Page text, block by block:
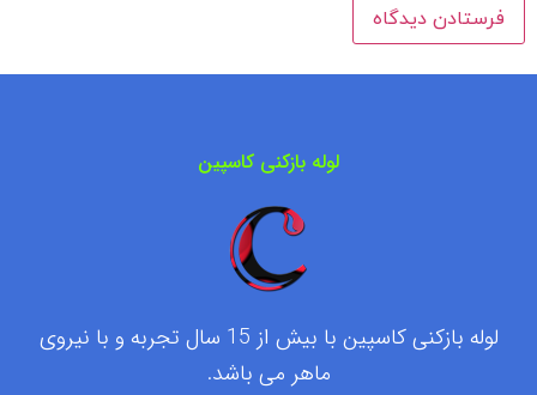
لوله بازکنی کاسپین
لوله بازکنی کاسپین با بیش از 15 سال تجربه و با نیروی
ماهر می باشد.